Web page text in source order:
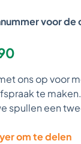
voor de
ons op voor
te maken.
spullen een
om te delen